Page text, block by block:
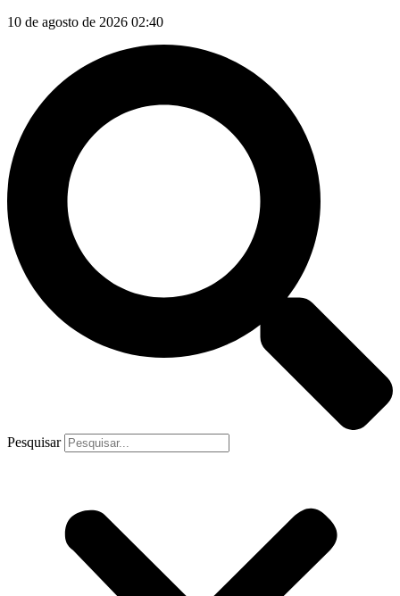
10 de agosto de 2026 02:40
Pesquisar